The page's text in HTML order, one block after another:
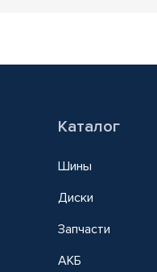
Каталог
Шины
Диски
Запчасти
АКБ